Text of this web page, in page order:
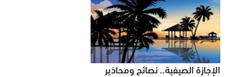
الإجازة الصيفية.. نصائح ومحاذير